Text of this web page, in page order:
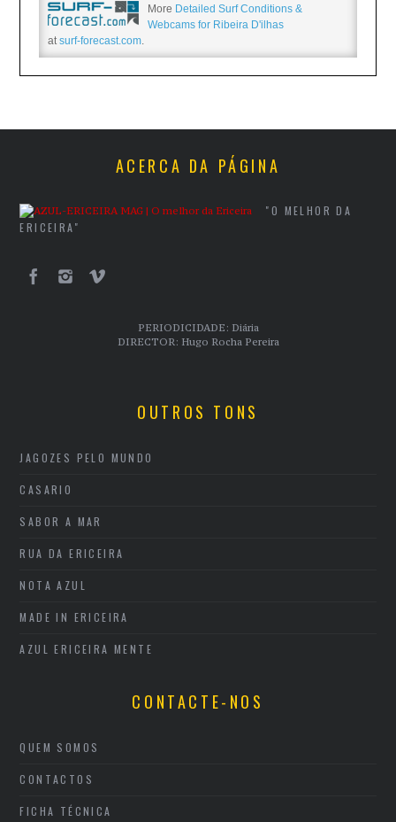
More Detailed Surf Conditions &
Webcams for Ribeira D'ilhas
atsurf-forecast.com.
ACERCA DA PÁGINA
"O MELHOR DA
ERICEIRA"
PERIODICIDADE: Diária
DIRECTOR: Hugo Rocha Pereira
OUTROS TONS
JAGOZES PELO MUNDO
CASARIO
SABOR A MAR
RUA DA ERICEIRA
NOTA AZUL
MADE IN ERICEIRA
AZUL ERICEIRA MENTE
CONTACTE-NOS
QUEM SOMOS
CONTACTOS
FICHA TÉCNICA